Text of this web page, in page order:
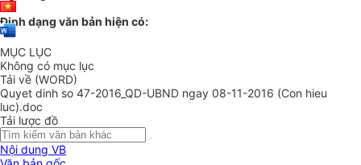
Định dạng văn bản hiện có:
MỤC LỤC
Không có mục lục
Tải về (WORD)
Quyet dinh so 47-2016_QD-UBND ngay 08-11-2016 (Con hieu
luc).doc
Tải lược đồ
Nội dung VB